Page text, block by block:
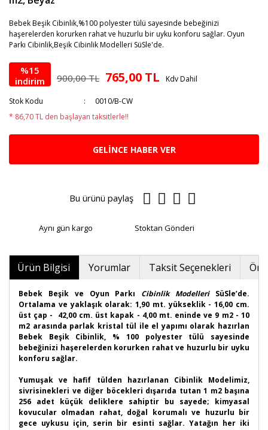
Bebek Beşik Cibinlik,%100 polyester tülü sayesinde bebeğinizi
haşerelerden korurken rahat ve huzurlu bir uyku konforu sağlar. Oyun
Parkı Cibinlik,Beşik Cibinlik Modelleri SüSle'de.
%15
indirim
900,00 TL 765,00 TL Kdv Dahil
Stok Kodu
0010/B-CW
* 86,70 TL den başlayan taksitlerle!!
GELİNCE HABER VER
Bu ürünü paylaş
Aynı gün kargo Stoktan Gönderi
Ürün Bilgisi Yorumlar Taksit Seçenekleri
Bebek Beşik ve Oyun Parkı Cibinlik ModelleriSüSle’de.
Ortalama ve yaklaşık olarak: 1,90 mt.yükseklik - 16,00 cm.
üst çap - 42,00 cm. üst kapak - 4,00 mt. eninde ve 9 m2 - 10
m2 arasında parlak kristal tül ile el yapımı olarak hazırlan
Bebek Beşik Cibinlik, % 100 polyester tülü sayesinde
bebeğinizi haşerelerden korurken rahat ve huzurlu bir uyku
konforu sağlar.
Yumuşak ve hafif tülden hazırlanan Cibinlik Modelimiz,
sivrisinekleri ve diğer böcekleri dışarıda tutan 1 m2 başına
256 adet küçük deliklere sahiptir bu sayede; kimyasal
kovucular olmadan rahat, doğal korumalı ve huzurlu bir
gece uykusu için, serin bir esinti sağlar. Yatağın her iki